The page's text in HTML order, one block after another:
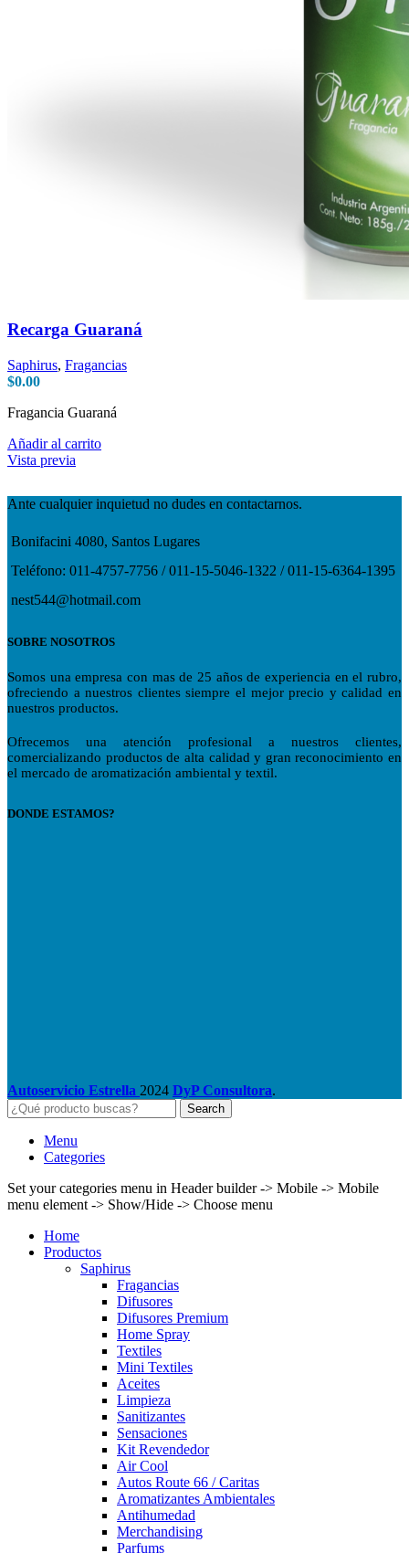
Recarga Guaraná
Saphirus, Fragancias
$0.00
Fragancia Guaraná
Añadir al carrito
Vista previa
Ante cualquier inquietud no dudes en contactarnos.
Bonifacini 4080, Santos Lugares
Teléfono: 011-4757-7756 / 011-15-5046-1322 / 011-15-6364-1395
nest544@hotmail.com
SOBRE NOSOTROS
Somos una empresa con mas de 25 años de experiencia en el rubro,
ofreciendo a nuestros clientes siempre el mejor precio y calidad en
nuestros productos.
Ofrecemos una atención profesional a nuestros clientes,
comercializando productos de alta calidad y gran reconocimiento en
el mercado de aromatización ambiental y textil.
DONDE ESTAMOS?
Autoservicio Estrella 2024 DyP Consultora.
Search
Menu
Categories
Set your categories menu in Header builder -> Mobile -> Mobile
menu element -> Show/Hide -> Choose menu
Home
Productos
Saphirus
Fragancias
Difusores
Difusores Premium
Home Spray
Textiles
Mini Textiles
Aceites
Limpieza
Sanitizantes
Sensaciones
Kit Revendedor
Air Cool
Autos Route 66 / Caritas
Aromatizantes Ambientales
Antihumedad
Merchandising
Parfums